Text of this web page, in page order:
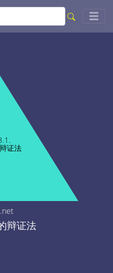
☰
证法
辩证法